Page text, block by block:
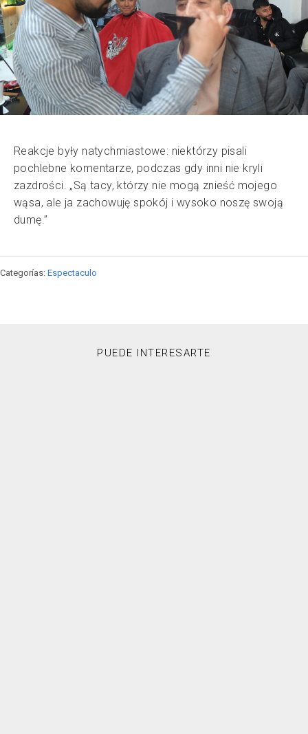
Reakcje były natychmiastowe: niektórzy pisali
pochlebne komentarze, podczas gdy inni nie kryli
zazdrości. „Są tacy, którzy nie mogą znieść mojego
wąsa, ale ja zachowuję spokój i wysoko noszę swoją
dumę.”
Categorías: Espectaculo
PUEDE INTERESARTE